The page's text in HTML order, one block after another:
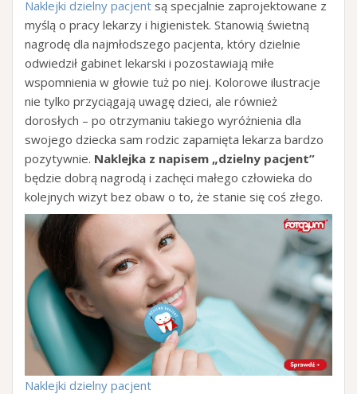
Naklejki dzielny pacjent są specjalnie zaprojektowane z
myślą o pracy lekarzy i higienistek. Stanowią świetną
nagrodę dla najmłodszego pacjenta, który dzielnie
odwiedził gabinet lekarski i pozostawiają miłe
wspomnienia w głowie tuż po niej. Kolorowe ilustracje
nie tylko przyciągają uwagę dzieci, ale również
dorosłych – po otrzymaniu takiego wyróżnienia dla
swojego dziecka sam rodzic zapamięta lekarza bardzo
pozytywnie. Naklejka z napisem „dzielny pacjent”
będzie dobrą nagrodą i zachęci małego człowieka do
kolejnych wizyt bez obaw o to, że stanie się coś złego.
Naklejki dzielny pacjent